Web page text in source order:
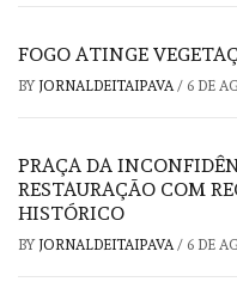
FOGO ATINGE
BY JORNALDEITAIPAVA/ 6 DE
PRAÇA DA
RESTAURAÇÃO COM
HISTÓRICO
BY JORNALDEITAIPAVA/ 6 DE